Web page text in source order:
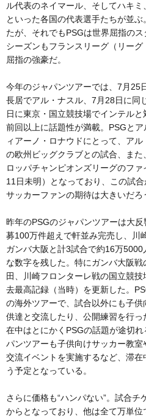
ル代表のネイマール、そしてハキ
といった各国の代表選手たちが並
たが、それでもPSGは世界屈指の
シーズンもフランスリーグ（リー
屈指の強豪だ。
今年のジャパンツアーでは、7月25
長居でアル・ナスル、7月28日に同
日に東京・国立競技場でインテル
前回以上に話題性が満載。PSGと
ィアーノ・ロナウドにとって、ア
の欧州ビッグクラブとの試合、ま
ロッパチャンピオンズリーグのフ
11日未明）となっており、この試
サッカーファンの期待は大きいだろ
昨年のPSGのジャパンツアーは大
募100万件超えで軒並み完売し、川
ガンバ大阪と計3試合で約16万
な数字を残した。特にガンバ大阪
田、川崎フロンターレ戦の国立競
去最高記録（当時）を更新した。
の海外ツアーで、試合以外にも子
供達と交流したり、公開練習を行
在中はとにかくPSGの話題が途切
パンツアーも子供向けサッカー教
交流イベントを実施するなど、滞
う予定となっている。
さらに価格も“ハンパない”。試合
からとなっており、他は全て万単